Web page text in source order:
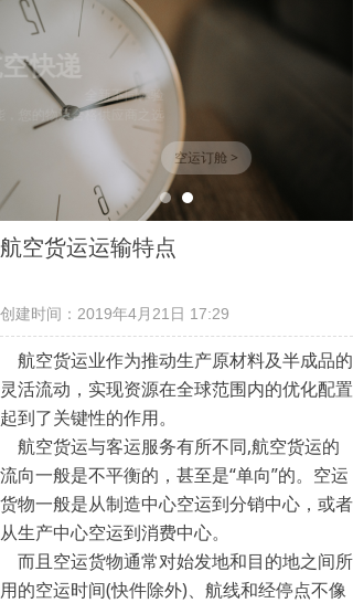
全新不同体验
无限可能，您的物流合格供应商之选
航空快递
空运订舱 >
航空货运运输特点
创建时间： 2019年4月21日 17:29
航空货运业作为推动生产原材料及半成品的
灵活流动，实现资源在全球范围内的优化配置
起到了关键性的作用。
航空货运与客运服务有所不同,航空货运的
流向一般是不平衡的，甚至是“单向”的。空运
货物一般是从制造中心空运到分销中心，或者
从生产中心空运到消费中心。
而且空运货物通常对始发地和目的地之间所
用的空运时间(快件除外)、航线和经停点不像